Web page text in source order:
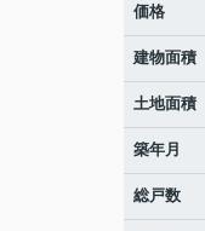
価格
建物面積
土地面積
築年月
総戸数